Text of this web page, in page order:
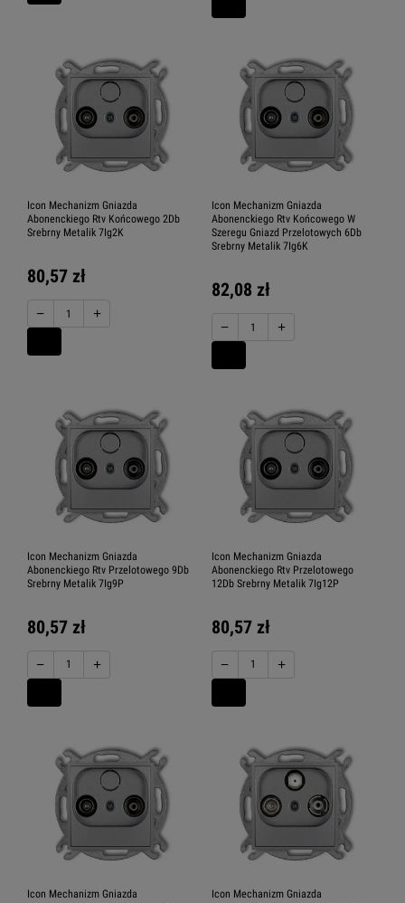
Icon Mechanizm Gniazda
Abonenckiego Rtv Końcowego 2Db
Srebrny Metalik 7Ig2K
80,57 zł
− +
Icon Mechanizm Gniazda
Abonenckiego Rtv Końcowego W
Szeregu Gniazd Przelotowych 6Db
Srebrny Metalik 7Ig6K
82,08 zł
− +
Icon Mechanizm Gniazda
Abonenckiego Rtv Przelotowego 9Db
Srebrny Metalik 7Ig9P
80,57 zł
− +
Icon Mechanizm Gniazda
Abonenckiego Rtv Przelotowego
12Db Srebrny Metalik 7Ig12P
80,57 zł
− +
Icon Mechanizm Gniazda
Icon Mechanizm Gniazda